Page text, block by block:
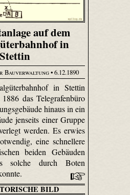
auf dem
in
Stettin
• 6.12.1890
in Stettin
das Telegrafenbüro
hinaus in ein
jenseits einer Gruppe
werden. Es erwies
eine schnellere
beiden Gebäuden
solche durch Boten
BILD